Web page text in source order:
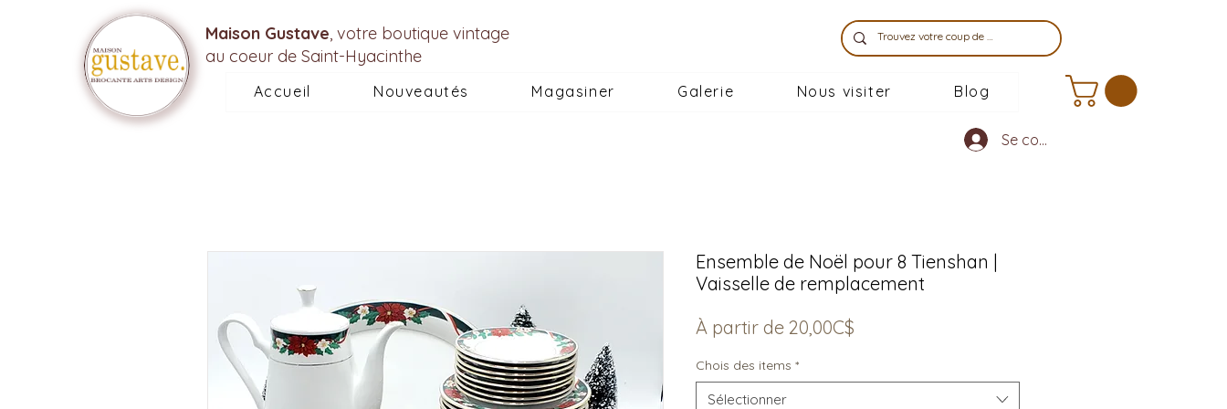
Maison Gustave, votre boutique vintage
au coeur de Saint-Hyacinthe
Accueil Nouveautés Magasiner Galerie Nous visiter Blog
Ensemble de Noël pour 8 Tienshan |
Vaisselle de remplacement
À partir de 20,00C$
Chois des items *
Sélectionner
Se connecter